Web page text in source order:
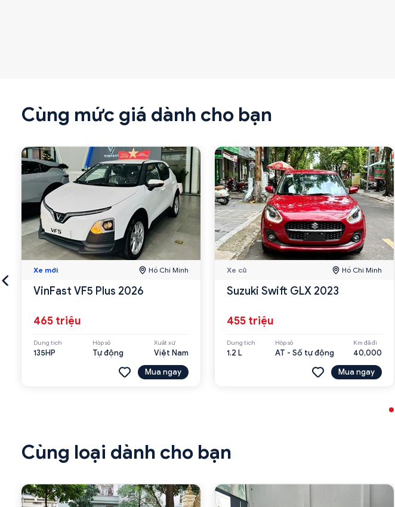
Cùng mức giá dành cho bạn
Xe mới Hồ Chí Minh
VinFast VF5 Plus 2026
465 triệu
Dung tích
135HP
Hộp số
Tự động
Xuất xứ
Việt Nam
Mua ngay
Xe cũ Hồ Chí Minh
Suzuki Swift GLX 2023
455 triệu
Dung tích
1.2 L
Hộp số
AT - Số tự động
Km đã đi
40,000
Mua ngay
Cùng loại dành cho bạn